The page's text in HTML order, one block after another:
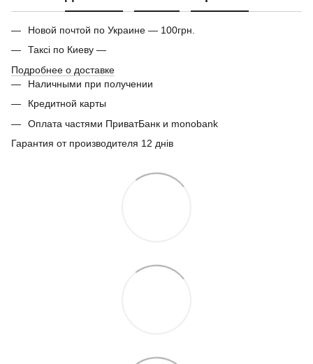
Новой почтой по Украине — 100грн.
Таксі по Киеву —
Подробнее о доставке
Наличными при получении
Кредитной карты
Оплата частями ПриватБанк и monobank
Гарантия от производителя 12 днів